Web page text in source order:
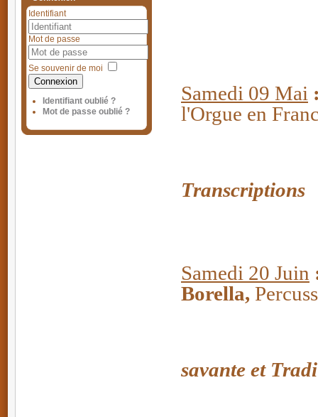
Identifiant
Mot de passe
Se souvenir de moi
Connexion
Identifiant oublié ?
Mot de passe oublié ?
Samedi 09 Mai
l'Orgue en
Transcriptions
Samedi 20 Juin
Borella,
savante et